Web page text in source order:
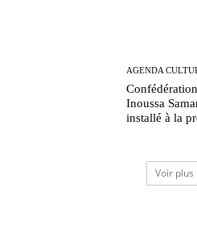
AGENDA
Inoussa
installé à la
Voir plus